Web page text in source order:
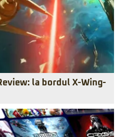
la bordul X-Wing-